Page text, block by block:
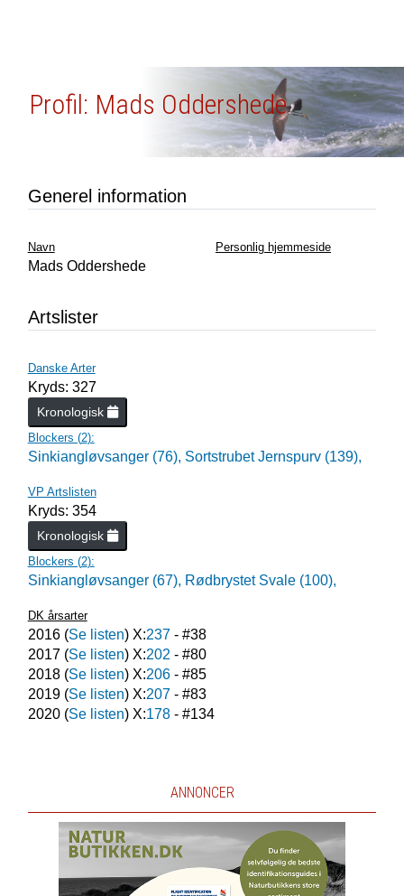
Profil: Mads Oddershede
Generel information
Navn
Mads Oddershede
Personlig hjemmeside
Artslister
Danske Arter
Kryds: 327
Kronologisk
Blockers (2):
Sinkiangløvsanger (76), Sortstrubet Jernspurv (139),
VP Artslisten
Kryds: 354
Kronologisk
Blockers (2):
Sinkiangløvsanger (67), Rødbrystet Svale (100),
DK årsarter
2016(Se listen) X:237- #38
2017(Se listen) X:202 - #80
2018(Se listen) X:206- #85
2019(Se listen) X:207- #83
2020(Se listen) X:178- #134
ANNONCER